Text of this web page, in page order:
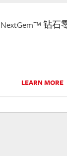
NextGem™ 钻石
LEARN MORE